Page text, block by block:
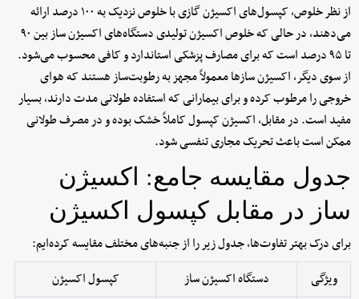
از نظر خلوص، کپسول‌های اکسیژن گازی با خلوص نزدیک به ۱۰۰ درصد ارائه
می‌دهند، در حالی که خلوص اکسیژن تولیدی دستگاه‌های اکسیژن ساز بین ۹۰
تا ۹۵ درصد است که برای مصارف پزشکی استاندارد و کافی محسوب می‌شود.
از سوی دیگر، اکسیژن سازها معمولاً مجهز به رطوبت‌ساز هستند که هوای
خروجی را مرطوب کرده و برای بیمارانی که استفاده طولانی مدت دارند، بسیار
مفید است. در مقابل، اکسیژن کپسول کاملاً خشک بوده و در مصرف طولانی
ممکن است باعث تحریک مجاری تنفسی شود.
جدول مقایسه جامع: اکسیژن
ساز در مقابل کپسول اکسیژن
برای درک بهتر تفاوت‌ها، جدول زیر را از جنبه‌های مختلف مقایسه کرده‌ایم:
ویژگی
دستگاه اکسیژن ساز
کپسول اکسیژن